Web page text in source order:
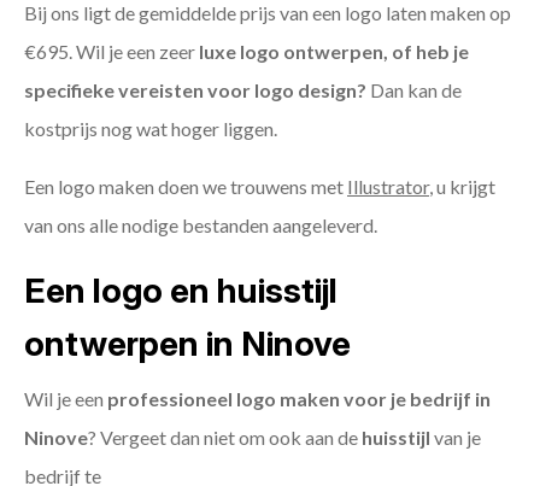
Bij ons ligt de gemiddelde prijs van een logo laten maken op
€695. Wil je een zeer luxe logo ontwerpen, of heb je
specifieke vereisten voor logo design? Dan kan de
kostprijs nog wat hoger liggen.
Een logo maken doen we trouwens met Illustrator, u krijgt
van ons alle nodige bestanden aangeleverd.
Een logo en huisstijl
ontwerpen in Ninove
Wil je een professioneel logo maken voor je bedrijf in
Ninove? Vergeet dan niet om ook aan de huisstijl van je
bedrijf te